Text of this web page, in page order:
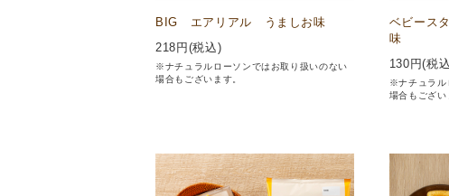
BIG エアリアル うましお味
218 円(税込)
※ナチュラルローソンではお取り扱いのない
場合もございます。
ベビース
味
130 円(税
※ナチュラル
場合もござい